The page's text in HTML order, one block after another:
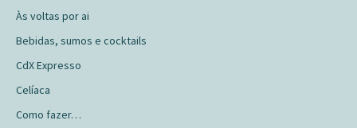
Às voltas por ai
Bebidas, sumos e cocktails
CdX Expresso
Celíaca
Como fazer…